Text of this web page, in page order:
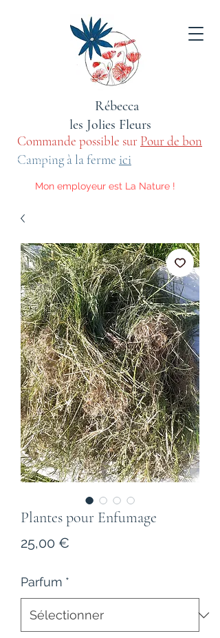
Camping à la ferme ici
Commande possible sur Pour de bon
sauvage
Rébecca
les Jolies Fleurs
Mon employeur est La Nature !
Plantes pour Enfumage
25,00 €
Parfum *